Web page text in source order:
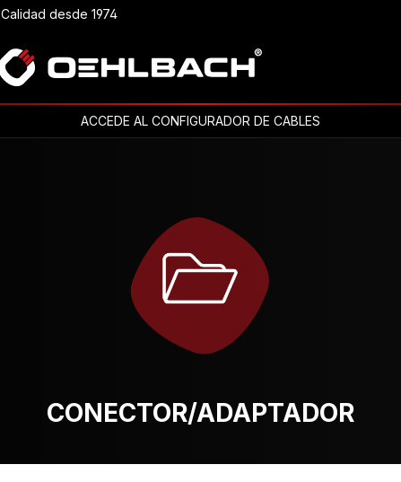
Calidad desde 1974
ACCEDE AL CONFIGURADOR DE CABLES
CONECTOR/ADAPTADOR